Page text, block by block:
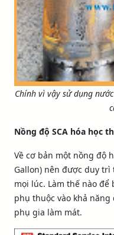
Chính vì vậy sử dụng
Nồng độ SCA hóa học
Về cơ bản một nồng độ
Gallon) nên được duy
mọi lúc. Làm thế nào
phụ thuộc vào khả
phụ gia làm mát.